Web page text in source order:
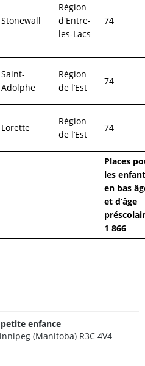
Stonewall
Région
d'Entre-
les-Lacs
74
Saint-
Adolphe
Région
de l’Est
74
Lorette
Région
de l’Est
74
Places
les
en bas
et d’âge
1 866
enfance
(Manitoba) R3C 4V4